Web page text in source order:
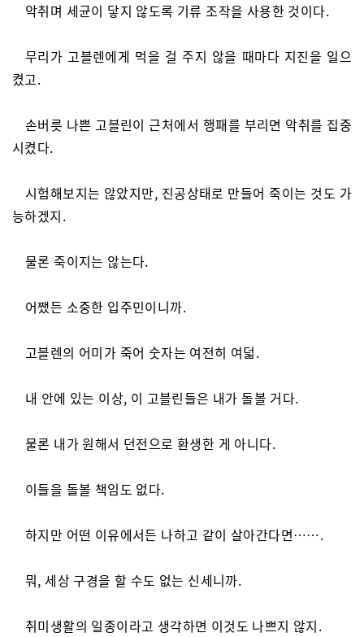
악취며 세균이 닿지 않도록 기류 조작을 사용한 것이다.
무리가 고블렌에게 먹을 걸 주지 않을 때마다 지진을 일으
켰고.
손버릇 나쁜 고블린이 근처에서 행패를 부리면 악취를 집중
시켰다.
시험해보지는 않았지만, 진공상태로 만들어 죽이는 것도 가
능하겠지.
물론 죽이지는 않는다.
어쨌든 소중한 입주민이니까.
고블렌의 어미가 죽어 숫자는 여전히 여덟.
내 안에 있는 이상, 이 고블린들은 내가 돌볼 거다.
물론 내가 원해서 던전으로 환생한 게 아니다.
이들을 돌볼 책임도 없다.
하지만 어떤 이유에서든 나하고 같이 살아간다면…….
뭐, 세상 구경을 할 수도 없는 신세니까.
취미생활의 일종이라고 생각하면 이것도 나쁘지 않지.